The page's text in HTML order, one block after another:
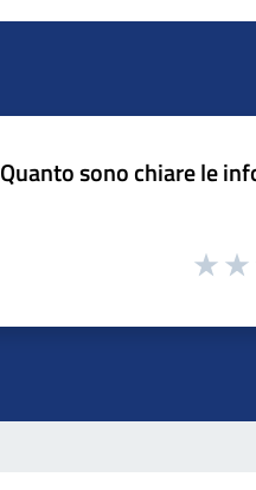
Quanto sono chiare le